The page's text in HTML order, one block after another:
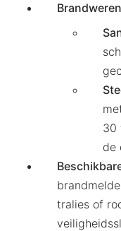
30
de
tralies of